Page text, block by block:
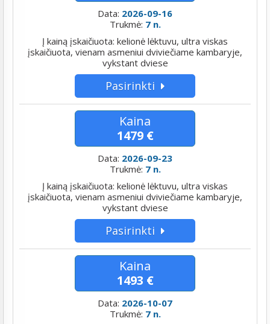
Data: 2026-09-16
Trukmė: 7 n.
Į kainą įskaičiuota: kelionė lėktuvu, ultra viskas
įskaičiuota, vienam asmeniui dviviečiame kambaryje,
vykstant dviese
Pasirinkti
Kaina
1479 €
Data: 2026-09-23
Trukmė: 7 n.
Į kainą įskaičiuota: kelionė lėktuvu, ultra viskas
įskaičiuota, vienam asmeniui dviviečiame kambaryje,
vykstant dviese
Pasirinkti
Kaina
1493 €
Data: 2026-10-07
Trukmė: 7 n.